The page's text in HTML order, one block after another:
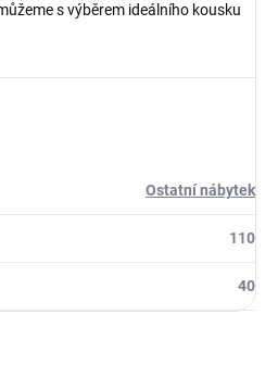
s výběrem ideálního kousku
Ostatní nábytek
110
40